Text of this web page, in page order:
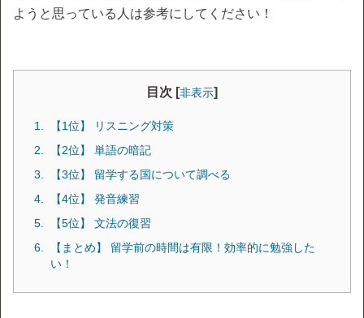
ようと思っている人は参考にしてください！
目次 [非表示]
【1位】 リスニング対策
【2位】 単語の暗記
【3位】 留学する国について調べる
【4位】 発音練習
【5位】 文法の復習
【まとめ】 留学前の時間は有限！効率的に勉強した
い！